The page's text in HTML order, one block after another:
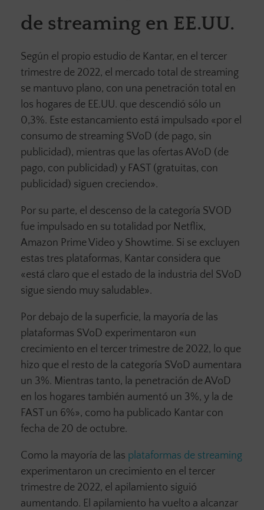
de streaming en EE.UU.
Según el propio estudio de Kantar, en el tercer
trimestre de 2022, el mercado total de streaming
se mantuvo plano, con una penetración total en
los hogares de EE.UU. que descendió sólo un
0,3%. Este estancamiento está impulsado «por el
consumo de streaming SVoD (de pago, sin
publicidad), mientras que las ofertas AVoD (de
pago, con publicidad) y FAST (gratuitas, con
publicidad) siguen creciendo».
Por su parte, el descenso de la categoría SVOD
fue impulsado en su totalidad por Netflix,
Amazon Prime Video y Showtime. Si se excluyen
estas tres plataformas, Kantar considera que
«está claro que el estado de la industria del SVoD
sigue siendo muy saludable».
Por debajo de la superficie, la mayoría de las
plataformas SVoD experimentaron «un
crecimiento en el tercer trimestre de 2022, lo que
hizo que el resto de la categoría SVoD aumentara
un 3%. Mientras tanto, la penetración de AVoD
en los hogares también aumentó un 3%, y la de
FAST un 6%», como ha publicado Kantar con
fecha de 20 de octubre.
Como la mayoría de las plataformas de streaming
experimentaron un crecimiento en el tercer
trimestre de 2022, el apilamiento siguió
aumentando. El apilamiento ha vuelto a alcanzar